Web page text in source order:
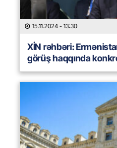
15.11.2024 - 13:30
XİN rəhbəri:
görüş haqqında